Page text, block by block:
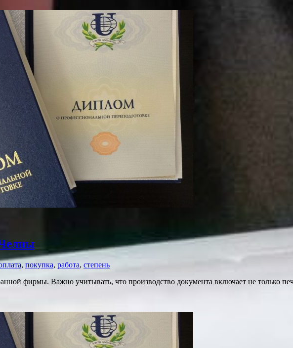
, покупка, работа, степень
фирмы. Важно учитывать, что производство документа включает не только